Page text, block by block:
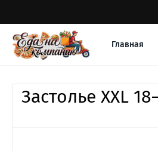
Главная
Застолье XXL